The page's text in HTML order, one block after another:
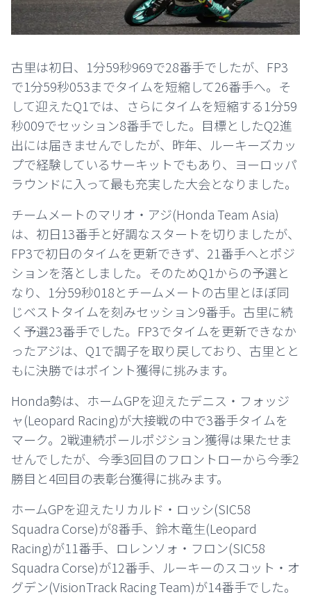
古里は初日、1分59秒969で28番手でしたが、FP3
で1分59秒053までタイムを短縮して26番手へ。そ
して迎えたQ1では、さらにタイムを短縮する1分59
秒009でセッション8番手でした。目標としたQ2進
出には届きませんでしたが、昨年、ルーキーズカッ
プで経験しているサーキットでもあり、ヨーロッパ
ラウンドに入って最も充実した大会となりました。
チームメートのマリオ・アジ(Honda Team Asia)
は、初日13番手と好調なスタートを切りましたが、
FP3で初日のタイムを更新できず、21番手へとポジ
ションを落としました。そのためQ1からの予選と
なり、1分59秒018とチームメートの古里とほぼ同
じベストタイムを刻みセッション9番手。古里に続
く予選23番手でした。FP3でタイムを更新できなか
ったアジは、Q1で調子を取り戻しており、古里とと
もに決勝ではポイント獲得に挑みます。
Honda勢は、ホームGPを迎えたデニス・フォッジ
ャ(Leopard Racing)が大接戦の中で3番手タイムを
マーク。2戦連続ポールポジション獲得は果たせま
せんでしたが、今季3回目のフロントローから今季2
勝目と4回目の表彰台獲得に挑みます。
ホームGPを迎えたリカルド・ロッシ(SIC58
Squadra Corse)が8番手、鈴木竜生(Leopard
Racing)が11番手、ロレンソォ・フロン(SIC58
Squadra Corse)が12番手、ルーキーのスコット・オ
グデン(VisionTrack Racing Team)が14番手でした。